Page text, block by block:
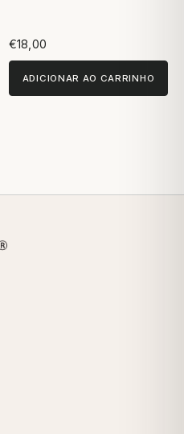
€18,00
ADICIONAR AO CARRINHO